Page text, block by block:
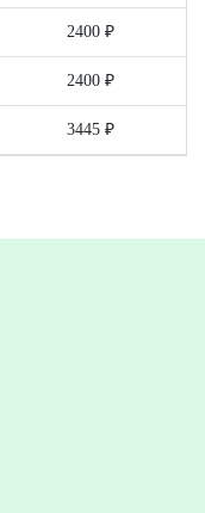
2400 ₽
2400 ₽
3445 ₽